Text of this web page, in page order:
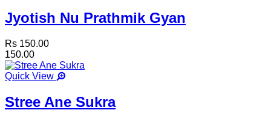
Jyotish Nu Prathmik Gyan
Rs 150.00
150.00
Quick View
Stree Ane Sukra